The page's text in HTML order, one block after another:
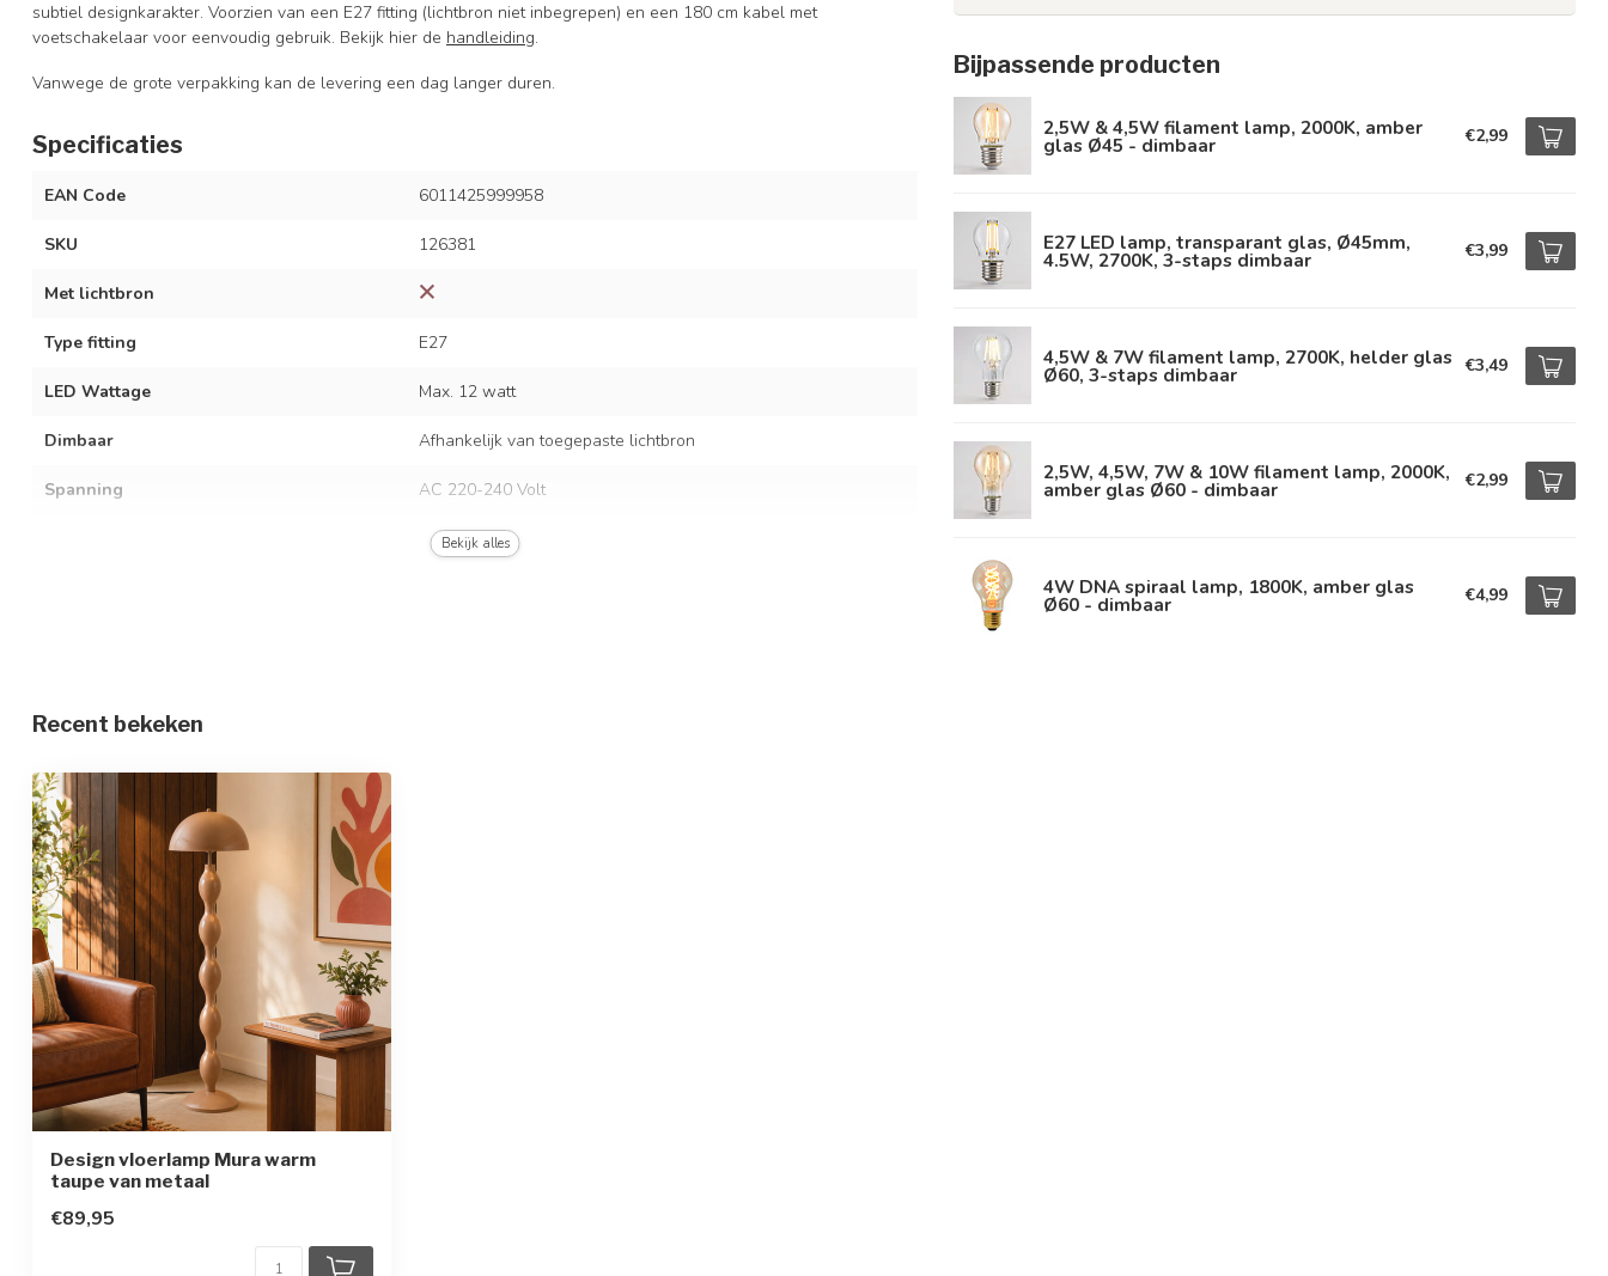
subtiel designkarakter. Voorzien van een E27 fitting (lichtbron niet inbegrepen) en een 180 cm kabel met
voetschakelaar voor eenvoudig gebruik. Bekijk hier de handleiding.
Vanwege de grote verpakking kan de levering een dag langer duren.
Specificaties
EAN Code 6011425999958
SKU 126381
Met lichtbron
Type fitting E27
LED Wattage Max. 12 watt
Dimbaar Afhankelijk van toegepaste lichtbron
Spanning AC 220-240 Volt
50/60 Hz
Beschermingsgraad
Beschermingsklasse
Bekijk alles
Bijpassende producten
2,5W & 4,5W filament lamp, 2000K, amber
glas Ø45 - dimbaar €2,99
E27 LED lamp, transparant glas, Ø45mm,
4.5W, 2700K, 3-staps dimbaar €3,99
4,5W & 7W filament lamp, 2700K, helder glas
Ø60, 3-staps dimbaar €3,49
2,5W, 4,5W, 7W & 10W filament lamp, 2000K,
amber glas Ø60 - dimbaar €2,99
4W DNA spiraal lamp, 1800K, amber glas
Ø60 - dimbaar €4,99
Recent bekeken
Design vloerlamp Mura warm
taupe van metaal
€89,95